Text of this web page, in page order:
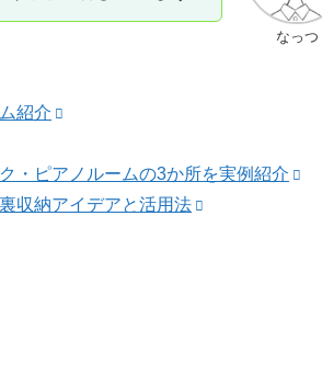
なっつ
紹介
・ピアノルームの3か所を実例紹介
収納アイデアと活用法